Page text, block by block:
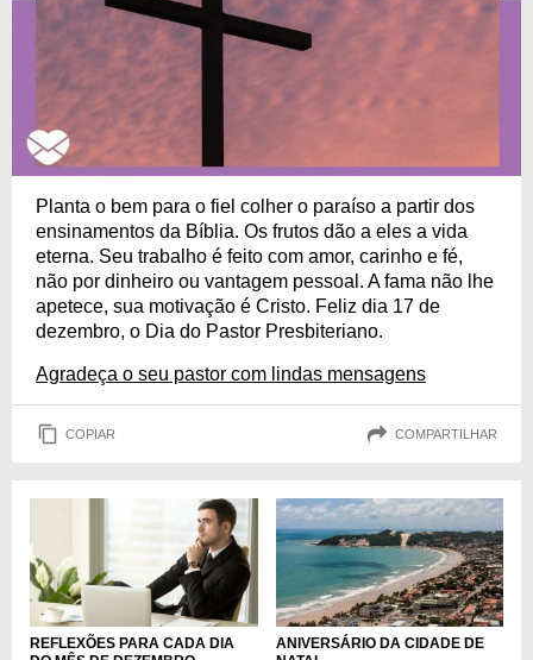
Planta o bem para o fiel colher o paraíso a partir dos
ensinamentos da Bíblia. Os frutos dão a eles a vida
eterna. Seu trabalho é feito com amor, carinho e fé,
não por dinheiro ou vantagem pessoal. A fama não lhe
apetece, sua motivação é Cristo. Feliz dia 17 de
dezembro, o Dia do Pastor Presbiteriano.
Agradeça o seu pastor com lindas mensagens
COPIAR COMPARTILHAR
REFLEXÕES PARA CADA DIA
ANIVERSÁRIO DA CIDADE DE